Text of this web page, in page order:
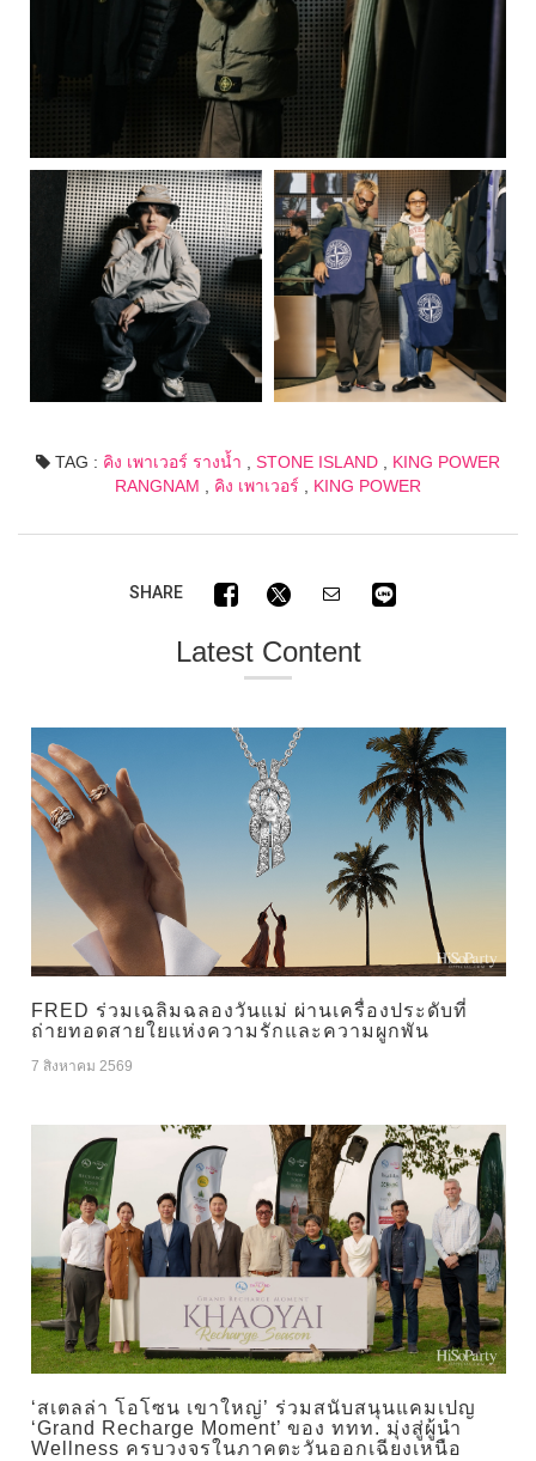
TAG : คิง เพาเวอร์ รางน้ำ STONE ISLAND
KING POWER
RANGNAM
คิง เพาเวอร์ KING POWER
SHARE
Latest Content
FRED ร่วมเฉลิมฉลองวันแม่ ผ่านเครื่องประดับที่
ถ่ายทอดสายใยแห่งความรักและความผูกพัน
7 สิงหาคม 2569
‘สเตลล่า โอโซน เขาใหญ่’ ร่วมสนับสนุนแคมเปญ
‘Grand Recharge Moment’ ของ ททท. มุ่งสู่ผู้นำ
Wellness ครบวงจรในภาคตะวันออกเฉียงเหนือ